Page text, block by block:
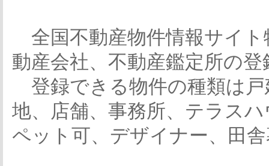
全国不動産物件情報サイト
動産会社、不動産鑑定所の
登録できる物件の種類は
地、店舗、事務所、テラス
ペット可、デザイナー、田